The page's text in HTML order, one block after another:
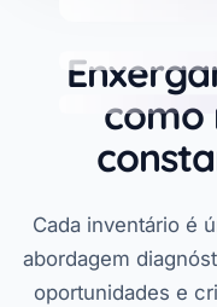
como
Cada inventário é
abordagem
oportunidades e